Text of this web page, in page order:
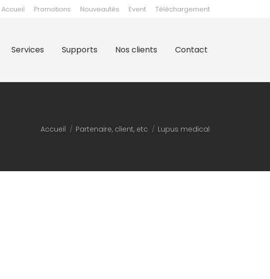
Accueil Promotions Nouveautés Event Téléchargement
Services Supports Nos clients Contact
Vous êtes ici :
Accueil Partenaire, client, etc Lupus medical